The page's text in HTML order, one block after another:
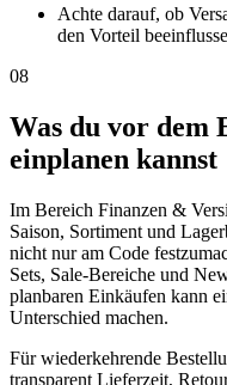
Achte darauf, ob
den Vorteil
08
Was du vor dem
einplanen kannst
Im Bereich Finanzen &
Saison, Sortiment und
nicht nur am Code
Sets, Sale-Bereiche und
planbaren Einkäufen kann
Unterschied machen.
Für wiederkehrende
transparent Lieferzeit,